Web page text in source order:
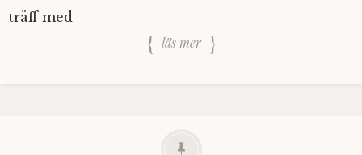
träff med
läs mer